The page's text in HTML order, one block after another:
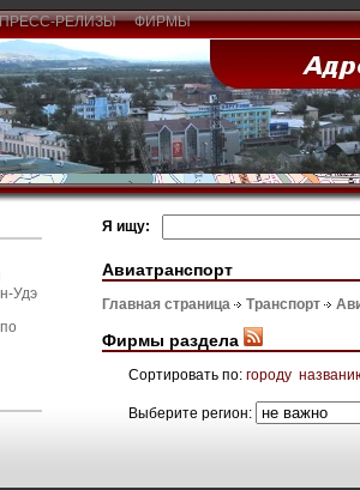
РЕЛИЗЫ ФИРМЫ
Удэ
Я ищу:
Авиатранспорт
Главная страница Транспорт
Фирмы раздела
Сортировать по: городу
Выберите регион: